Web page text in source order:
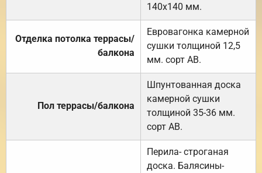
140х140 мм.
Отделка потолка террасы/
балкона
Евровагонка камерной
сушки толщиной 12,5
мм. сорт АВ.
Пол террасы/балкона
Шпунтованная доска
камерной сушки
толщиной 35-36 мм.
сорт АВ.
Перила- строганая
доска. Балясины-